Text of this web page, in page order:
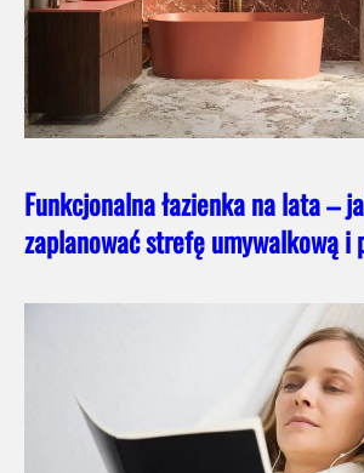
Funkcjonalna łazienka na lata –
zaplanować strefę umywalkową i